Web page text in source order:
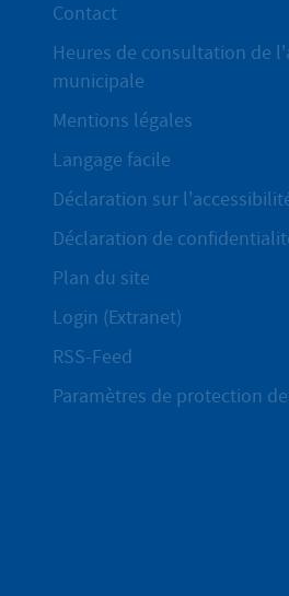
Contact
Heures de consultation de
municipale
Mentions légales
Langage facile
Déclaration sur
Déclaration de
Plan du site
Login (Extranet)
RSS-Feed
Paramètres de protection